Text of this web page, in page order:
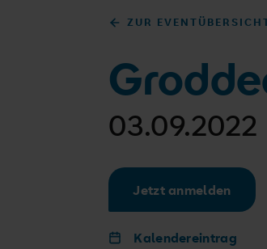
ZUR
03.09.2022
Jetzt anmelden
Kalendereintrag